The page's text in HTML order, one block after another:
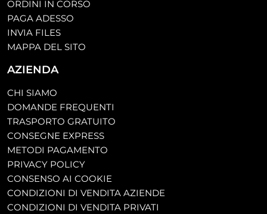
ORDINI IN CORSO
PAGA ADESSO
INVIA FILES
MAPPA DEL SITO
AZIENDA
CHI SIAMO
DOMANDE FREQUENTI
TRASPORTO GRATUITO
CONSEGNE EXPRESS
METODI PAGAMENTO
PRIVACY POLICY
CONSENSO AI COOKIE
CONDIZIONI DI VENDITA AZIENDE
CONDIZIONI DI VENDITA PRIVATI